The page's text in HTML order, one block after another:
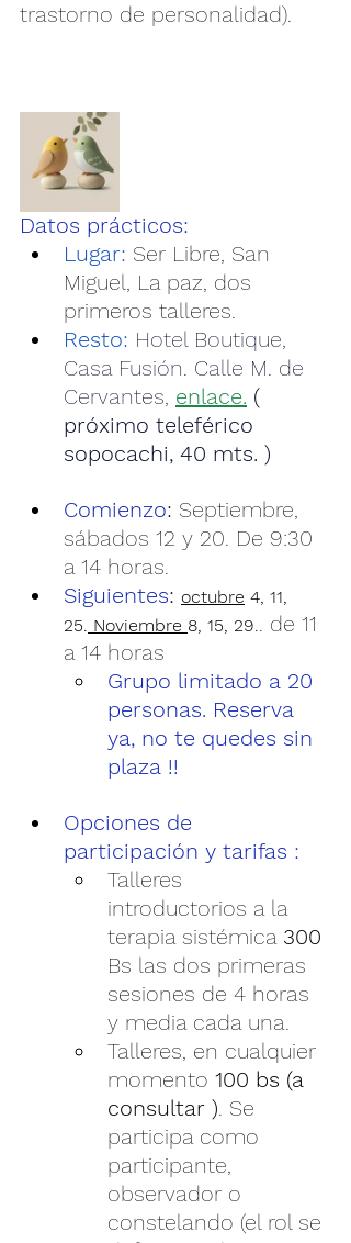
trastorno de personalidad).
Datos prácticos:
Lugar: Ser Libre, San
Miguel, La paz, dos
primeros talleres.
Resto: Hotel Boutique,
Casa Fusión. Calle M. de
Cervantes, enlace. (
próximo teleférico
sopocachi, 40 mts. )
Comienzo: Septiembre,
sábados 12 y 20. De 9:30
a 14 horas.
Siguientes: octubre 4, 11,
25. Noviembre 8, 15, 29.. de 11
a 14 horas
Grupo limitado a 20
personas. Reserva
ya, no te quedes sin
plaza !!
Opciones de
participación y tarifas :
Talleres
introductorios a la
terapia sistémica 300
Bs las dos primeras
sesiones de 4 horas
y media cada una.
Talleres, en cualquier
momento 100 bs (a
consultar ). Se
participa como
participante,
observador o
constelando (el rol se